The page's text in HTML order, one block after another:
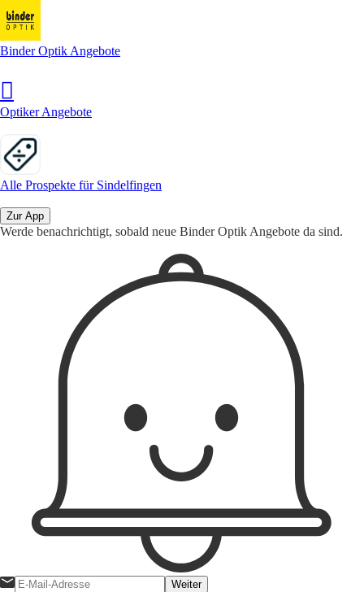
Binder Optik Angebote
Optiker Angebote
Alle Prospekte für Sindelfingen
Zur App
Werde benachrichtigt, sobald neue Binder Optik Angebote da sind.
Weiter